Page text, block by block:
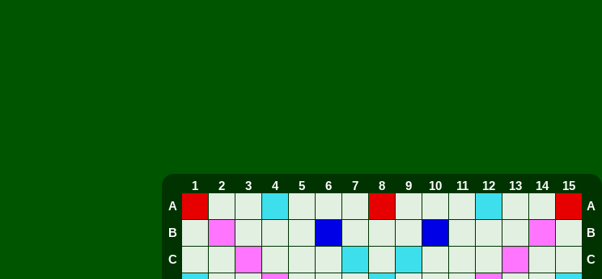
1 2 3 4 5 6 7 8 9 10 11 12 13 14
15
A
A
B B
C C